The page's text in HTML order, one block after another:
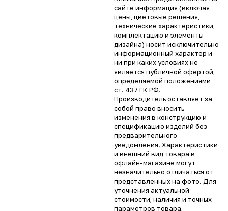
сайте информация (включая
цены, цветовые решения,
технические характеристики,
комплектацию и элементы
дизайна) носит исключительно
информационный характер и
ни при каких условиях не
является публичной офертой,
определяемой положениями
ст. 437 ГК РФ.
Производитель оставляет за
собой право вносить
изменения в конструкцию и
спецификацию изделий без
предварительного
уведомления. Характеристики
и внешний вид товара в
офлайн-магазине могут
незначительно отличаться от
представленных на фото. Для
уточнения актуальной
стоимости, наличия и точных
параметров товара,